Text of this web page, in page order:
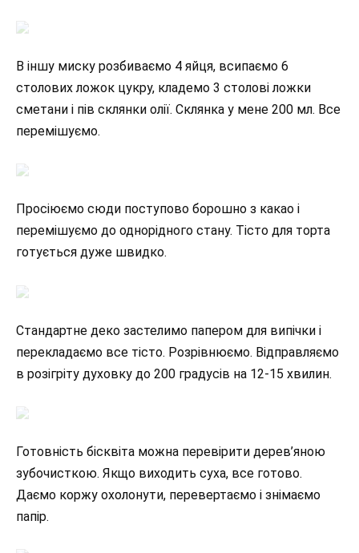
В іншу миску розбиваємо 4 яйця, всипаємо 6
столових ложок цукру, кладемо 3 столові ложки
сметани і пів склянки олії. Склянка у мене 200 мл. Все
перемішуємо.
Просіюємо сюди поступово борошно з какао і
перемішуємо до однорідного стану. Тісто для торта
готується дуже швидко.
Стандартне деко застелимо папером для випічки і
перекладаємо все тісто. Розрівнюємо. Відправляємо
в розігріту духовку до 200 градусів на 12-15 хвилин.
Готовність бісквіта можна перевірити дерев’яною
зубочисткою. Якщо виходить суха, все готово.
Даємо коржу охолонути, перевертаємо і знімаємо
папір.